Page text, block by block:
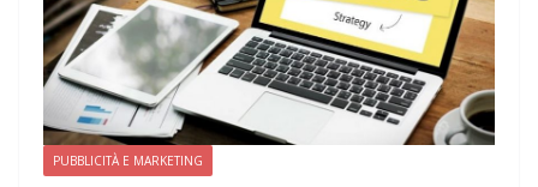
PUBBLICITÀ E MARKETING